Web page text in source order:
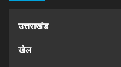
उत्तराखंड
खेल